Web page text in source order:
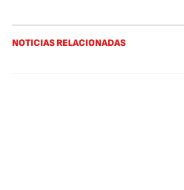
NOTICIAS RELACIONADAS